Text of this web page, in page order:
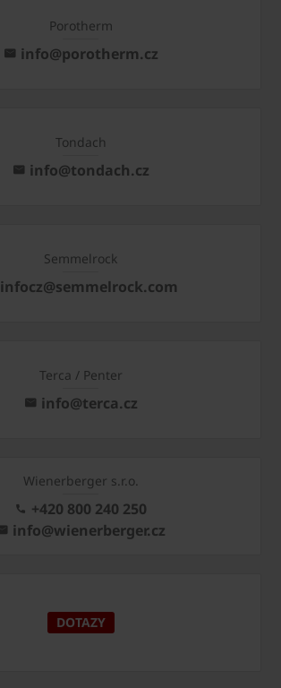
Porotherm
info@porotherm.cz
Tondach
info@tondach.cz
Semmelrock
infocz@semmelrock.com
Terca / Penter
info@terca.cz
Wienerberger s.r.o.
+420 800 240 250
info@wienerberger.cz
DOTAZY